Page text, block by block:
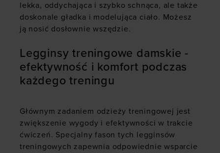
lekka, oddychająca i szybko schnąca, ale także
doskonale gładka i modelująca ciało. Możesz
ją nosić dosłownie wszędzie.
Legginsy treningowe damskie -
efektywność i komfort podczas
każdego treningu
Głównym zadaniem odzieży treningowej jest
zwiększenie wygody i efektywności w trakcie
ćwiczeń. Specjalny fason tych legginsów
treningowych zapewnia odpowiednie wsparcie